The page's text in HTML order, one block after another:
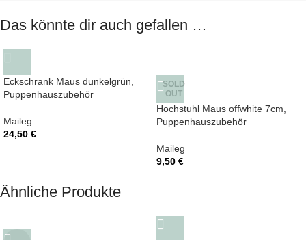
Das könnte dir auch gefallen …
Eckschrank Maus dunkelgrün,
Puppenhauszubehör
Maileg
24,50 €
SOLD
OUT
Hochstuhl Maus offwhite 7cm,
Puppenhauszubehör
Maileg
9,50 €
Ähnliche Produkte